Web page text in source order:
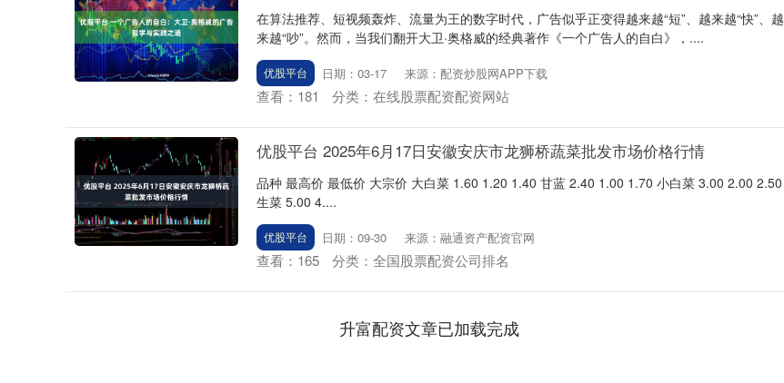
在算法推荐、短视频轰炸、流量为王的数字时代，广告似乎正变得越来越“短”、越来越“快”、越
来越“吵”。然而，当我们翻开大卫·奥格威的经典著作《一个广告人的自白》，....
优股平台 日期：03-17 来源：配资炒股网APP下载
查看： 181 分类： 在线股票配资配资网站
优股平台 2025年6月17日安徽安庆市龙狮桥蔬菜批发市场价格行情
品种 最高价 最低价 大宗价 大白菜 1.60 1.20 1.40 甘蓝 2.40 1.00 1.70 小白菜 3.00 2.00 2.50
生菜 5.00 4....
优股平台 日期：09-30 来源：融通资产配资官网
查看： 165 分类： 全国股票配资公司排名
升富配资文章已加载完成